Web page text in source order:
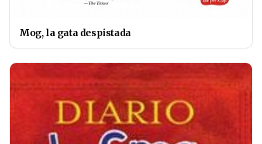
Mog, la gata despistada